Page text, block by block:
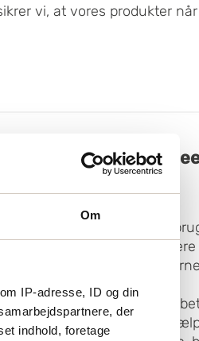
Om
IP-adresse, ID og din
der
indhold, foretage
vi, at vores produkter
at gøre Black
Med Boxons
emballager kan du
sænke
For store emballager
og mere affald. Vi